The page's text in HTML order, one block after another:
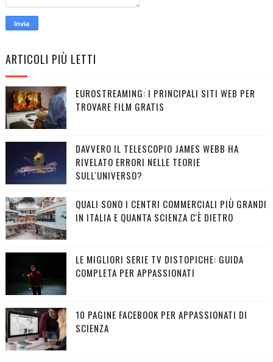
ARTICOLI PIÙ LETTI
EUROSTREAMING: I PRINCIPALI SITI WEB PER
TROVARE FILM GRATIS
DAVVERO IL TELESCOPIO JAMES WEBB HA
RIVELATO ERRORI NELLE TEORIE
SULL'UNIVERSO?
QUALI SONO I CENTRI COMMERCIALI PIÙ GRANDI
IN ITALIA E QUANTA SCIENZA C'È DIETRO
LE MIGLIORI SERIE TV DISTOPICHE: GUIDA
COMPLETA PER APPASSIONATI
10 PAGINE FACEBOOK PER APPASSIONATI DI
SCIENZA